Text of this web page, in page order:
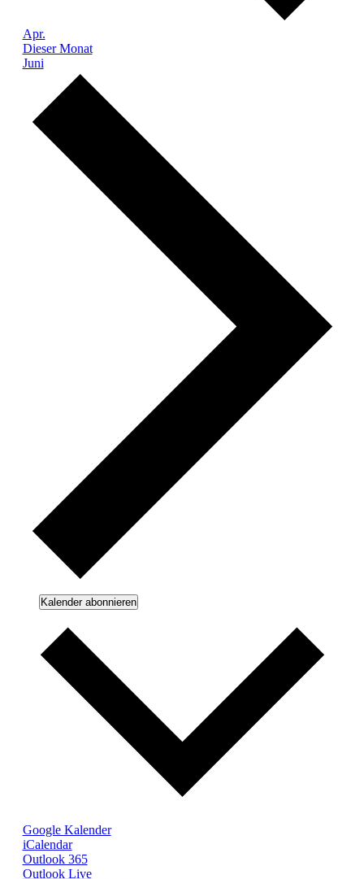
Apr.
Dieser Monat
Juni
Kalender abonnieren
Google Kalender
iCalendar
Outlook 365
Outlook Live